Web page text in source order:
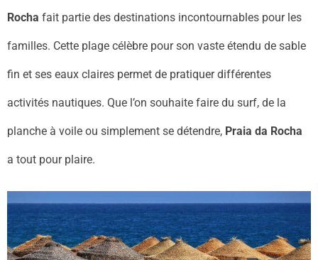
Rocha fait partie des destinations incontournables pour les
familles. Cette plage célèbre pour son vaste étendu de sable
fin et ses eaux claires permet de pratiquer différentes
activités nautiques. Que l’on souhaite faire du surf, de la
planche à voile ou simplement se détendre, Praia da Rocha
a tout pour plaire.